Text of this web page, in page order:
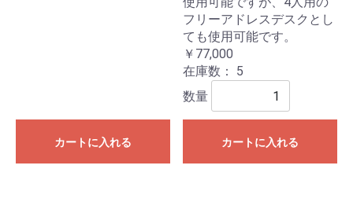
カートに入れる
フリーアドレスデスクとし
ても使用可能です。
￥77,000
在庫数： 5
数量
カートに入れる